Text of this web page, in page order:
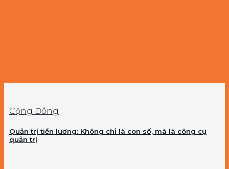
Cộng Đồng
Quản trị tiền lương: Không chỉ là con số, mà là công cụ
quản trị